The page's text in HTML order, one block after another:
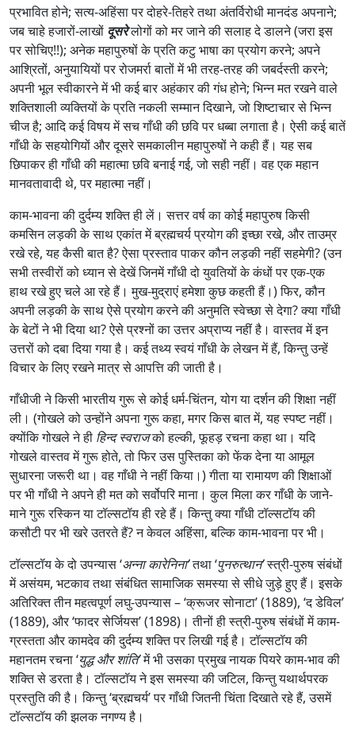
प्रभावित होने; सत्य-अहिंसा पर दोहरे-तिहरे तथा अंतर्विरोधी मानदंड अपनाने;
जब चाहे हजारों-लाखों दूसरेलोगों को मर जाने की सलाह दे डालने (जरा इस
पर सोचिए!!); अनेक महापुरुषों के प्रति कटु भाषा का प्रयोग करने; अपने
आश्रितों, अनुयायियों पर रोजमर्रा बातों में भी तरह-तरह की जबर्दस्ती करने;
अपनी भूल स्वीकारने में भी कई बार अहंकार की गंध होने; भिन्न मत रखने वाले
शक्तिशाली व्यक्तियों के प्रति नकली सम्मान दिखाने, जो शिष्टाचार से भिन्न
चीज है; आदि कई विषय में सच गाँधी की छवि पर धब्बा लगाता है। ऐसी कई बातें
गाँधी के सहयोगियों और दूसरे समकालीन महापुरुषों ने कही हैं। यह सब
छिपाकर ही गाँधी की महात्मा छवि बनाई गई, जो सही नहीं। वह एक महान
मानवतावादी थे, पर महात्मा नहीं।
काम-भावना की दुर्दम्य शक्ति ही लें। सत्तर वर्ष का कोई महापुरुष किसी
कमसिन लड़की के साथ एकांत में ब्रह्मचर्य प्रयोग की इच्छा रखे, और ताउम्र
रखे रहे, यह कैसी बात है? ऐसा प्रस्ताव पाकर कौन लड़की नहीं सहमेगी? (उन
सभी तस्वीरों को ध्यान से देखें जिनमें गाँधी दो युवतियों के कंधों पर एक-एक
हाथ रखे हुए चले आ रहे हैं। मुख-मुद्राएं हमेशा कुछ कहती हैं।) फिर, कौन
अपनी लड़की के साथ ऐसे प्रयोग करने की अनुमति स्वेच्छा से देगा? क्या गाँधी
के बेटों ने भी दिया था? ऐसे प्रश्नों का उत्तर अप्राप्य नहीं है। वास्तव में इन
उत्तरों को दबा दिया गया है। कई तथ्य स्वयं गाँधी के लेखन में हैं, किन्तु उन्हें
विचार के लिए रखने मात्र से आपत्ति की जाती है।
गाँधीजी ने किसी भारतीय गुरू से कोई धर्म-चिंतन, योग या दर्शन की शिक्षा नहीं
ली। (गोखले को उन्होंने अपना गुरू कहा, मगर किस बात में, यह स्पष्ट नहीं।
क्योंकि गोखले ने ही हिन्द स्वराजको हल्की, फूहड़ रचना कहा था। यदि
गोखले वास्तव में गुरू होते, तो फिर उस पुस्तिका को फेंक देना या आमूल
सुधारना जरूरी था। वह गाँधी ने नहीं किया।) गीता या रामायण की शिक्षाओं
पर भी गाँधी ने अपने ही मत को सर्वोपरि माना। कुल मिला कर गाँधी के जाने-
माने गुरू रस्किन या टॉल्सटॉय ही रहे हैं। किन्तु क्या गाँधी टॉल्सटॉय की
कसौटी पर भी खरे उतरते हैं? न केवल अहिंसा, बल्कि काम-भावना पर भी।
टॉल्सटॉय के दो उपन्यास ‘अन्ना कारेनिना’तथा ‘पुनरुत्थान’स्त्री-पुरुष संबंधों
में असंयम, भटकाव तथा संबंधित सामाजिक समस्या से सीधे जुड़े हुए हैं। इसके
अतिरिक्त तीन महत्वपूर्ण लघु-उपन्यास – ‘क्रूजर सोनाटा’ (1889), ‘द डेविल’
(1889), और ‘फादर सेर्जियस’ (1898)। तीनों ही स्त्री-पुरुष संबंधों में काम-
ग्रस्तता और कामदेव की दुर्दम्य शक्ति पर लिखी गई है। टॉल्सटॉय की
महानतम रचना ‘युद्ध और शांति’में भी उसका प्रमुख नायक पियरे काम-भाव की
शक्ति से डरता है। टॉल्सटॉय ने इस समस्या की जटिल, किन्तु यथार्थपरक
प्रस्तुति की है। किन्तु ‘ब्रह्मचर्य’ पर गाँधी जितनी चिंता दिखाते रहे हैं, उसमें
टॉल्सटॉय की झलक नगण्य है।